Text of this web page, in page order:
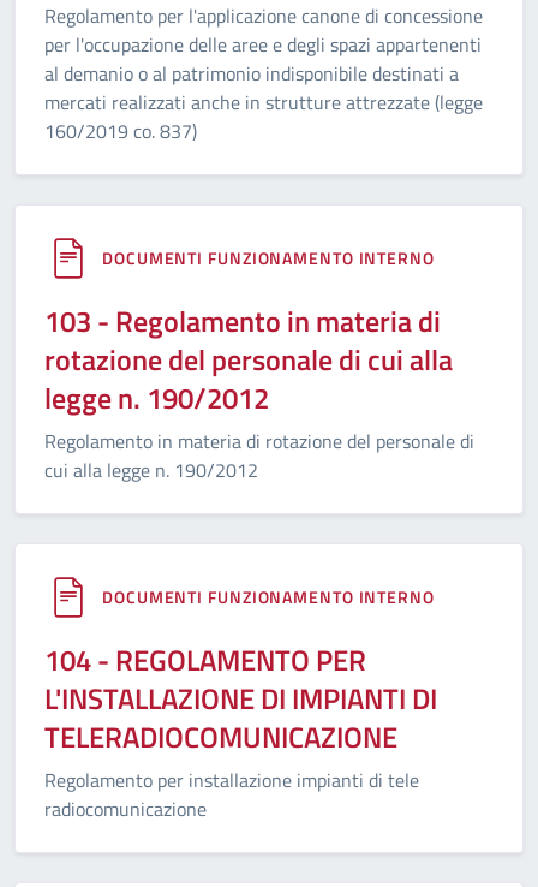
Regolamento per l'applicazione canone di concessione
per l'occupazione delle aree e degli spazi appartenenti
al demanio o al patrimonio indisponibile destinati a
mercati realizzati anche in strutture attrezzate (legge
160/2019 co. 837)
DOCUMENTI FUNZIONAMENTO INTERNO
103 - Regolamento in materia di
rotazione del personale di cui alla
legge n. 190/2012
Regolamento in materia di rotazione del personale di
cui alla legge n. 190/2012
DOCUMENTI FUNZIONAMENTO INTERNO
104 - REGOLAMENTO PER
L'INSTALLAZIONE DI IMPIANTI DI
TELERADIOCOMUNICAZIONE
Regolamento per installazione impianti di tele
radiocomunicazione